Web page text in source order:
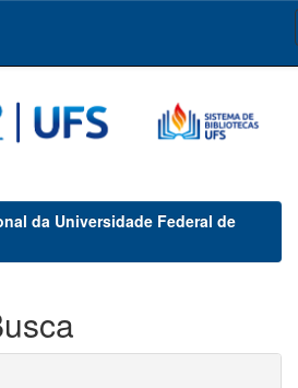
da Universidade Federal de